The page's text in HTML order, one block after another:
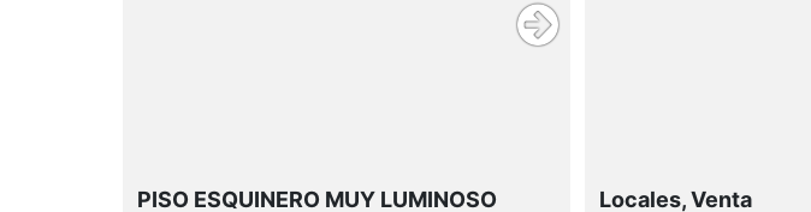
PISO ESQUINERO MUY LUMINOSO Locales, Venta